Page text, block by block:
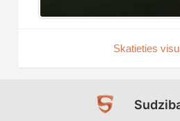
Skatieties